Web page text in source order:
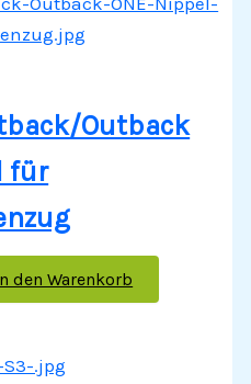
Outback
für
den Warenkorb